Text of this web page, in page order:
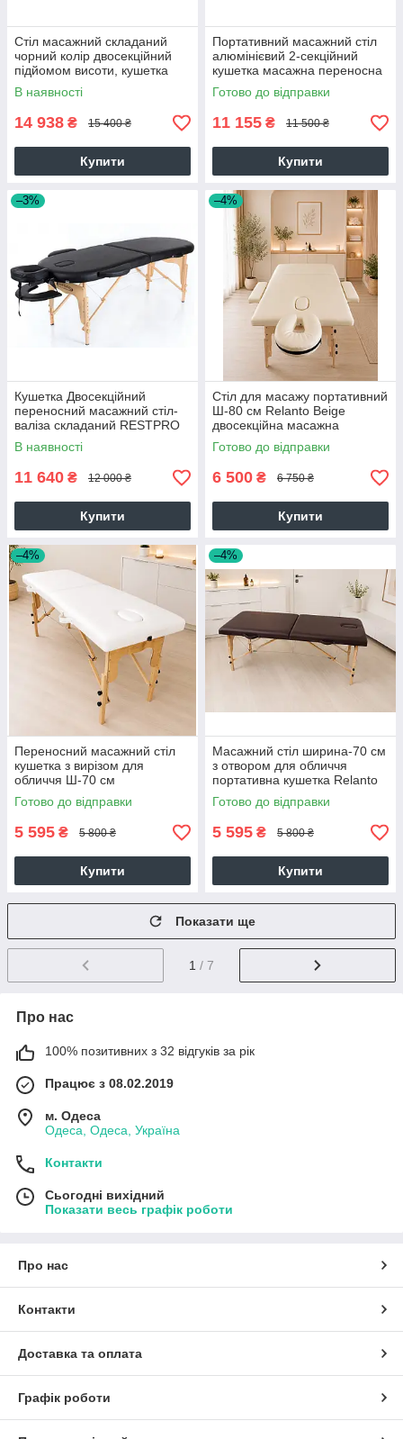
Стіл масажний складаний
чорний колір двосекційний
підйомом висоти, кушетка
масажна переносна
RESTPRO VIP 2
В наявності
14 938 ₴ 15 400 ₴
Купити
Портативний масажний стіл
алюмінієвий 2-секційний
кушетка масажна переносна
легка RESTPRO ALU 2
Чорний
Готово до відправки
11 155 ₴ 11 500 ₴
Купити
–3%
Кушетка Двосекційний
переносний масажний стіл-
валіза складаний RESTPRO
CLASSIC OVAL 2
В наявності
11 640 ₴ 12 000 ₴
Купити
–4%
Стіл для масажу портативний
Ш-80 см Relanto Beige
двосекційна масажна
кушетка
Готово до відправки
6 500 ₴ 6 750 ₴
Купити
–4%
Переносний масажний стіл
кушетка з вирізом для
обличчя Ш-70 см
Relanto White
Готово до відправки
5 595 ₴ 5 800 ₴
Купити
–4%
Масажний стіл ширина-70 см
з отвором для обличчя
портативна кушетка Relanto
Готово до відправки
5 595 ₴ 5 800 ₴
Купити
Показати ще
1 / 7
Про нас
100% позитивних з 32 відгуків за рік
Працює з 08.02.2019
м. Одеса
Одеса, Одеса, Україна
Контакти
Сьогодні вихідний
Показати весь графік роботи
Про нас
Контакти
Доставка та оплата
Графік роботи